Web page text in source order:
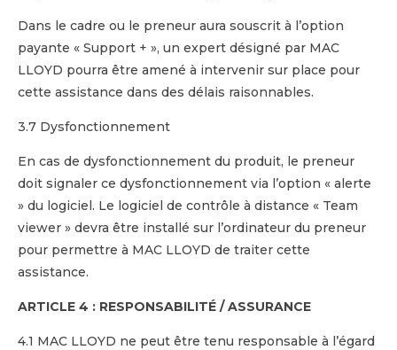
Dans le cadre ou le preneur aura souscrit à l’option
payante « Support + », un expert désigné par MAC
LLOYD pourra être amené à intervenir sur place pour
cette assistance dans des délais raisonnables.
3.7 Dysfonctionnement
En cas de dysfonctionnement du produit, le preneur
doit signaler ce dysfonctionnement via l’option « alerte
» du logiciel. Le logiciel de contrôle à distance « Team
viewer » devra être installé sur l’ordinateur du preneur
pour permettre à MAC LLOYD de traiter cette
assistance.
ARTICLE 4 : RESPONSABILITÉ / ASSURANCE
4.1 MAC LLOYD ne peut être tenu responsable à l’égard